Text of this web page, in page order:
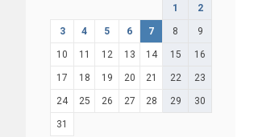
1 2
3 4 5 6 7 8 9
10 11 12 13 14 15 16
17 18 19 20 21 22 23
24 25 26 27 28 29 30
31